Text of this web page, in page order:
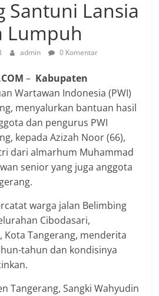
Santuni Lansia
Lumpuh
admin 0 Komentar
– Kabupaten
Wartawan Indonesia (PWI)
menyalurkan bantuan hasil
dan pengurus PWI
kepada Azizah Noor (66),
dari almarhum Muhammad
senior yang juga anggota
warga jalan Belimbing
Cibodasari,
Kota Tangerang, menderita
tahun dan kondisinya
Tangerang, Sangki Wahyudin